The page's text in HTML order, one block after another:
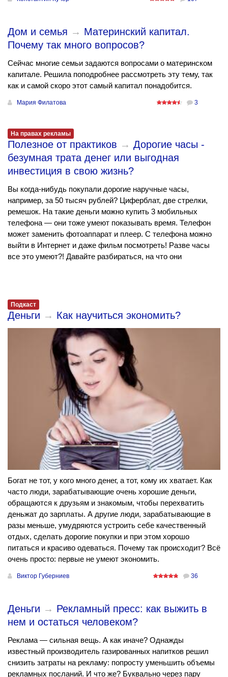
Дом и семья → Материнский капитал.
Почему так много вопросов?
Сейчас многие семьи задаются вопросами о материнском
капитале. Решила поподробнее рассмотреть эту тему, так
как и самой скоро этот самый капитал понадобится.
Мария Филатова 3
На правах рекламы
Полезное от практиков → Дорогие часы -
безумная трата денег или выгодная
инвестиция в свою жизнь?
Вы когда-нибудь покупали дорогие наручные часы,
например, за 50 тысяч рублей? Циферблат, две стрелки,
ремешок. На такие деньги можно купить 3 мобильных
телефона — они тоже умеют показывать время. Телефон
может заменить фотоаппарат и плеер. С телефона можно
выйти в Интернет и даже фильм посмотреть! Разве часы
все это умеют?! Давайте разбираться, на что они
Подкаст
Деньги → Как научиться экономить?
Богат не тот, у кого много денег, а тот, кому их хватает. Как
часто люди, зарабатывающие очень хорошие деньги,
обращаются к друзьям и знакомым, чтобы перехватить
деньжат до зарплаты. А другие люди, зарабатывающие в
разы меньше, умудряются устроить себе качественный
отдых, сделать дорогие покупки и при этом хорошо
питаться и красиво одеваться. Почему так происходит? Всё
очень просто: первые не умеют экономить.
Виктор Губерниев 36
Деньги → Рекламный пресс: как выжить в
нем и остаться человеком?
Реклама — сильная вещь. А как иначе? Однажды
известный производитель газированных напитков решил
снизить затраты на рекламу: попросту уменьшить объемы
рекламных посланий. И что же? Буквально через пару